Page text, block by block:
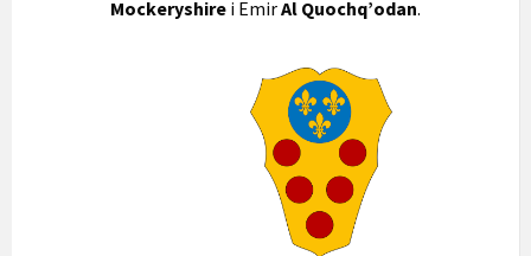
Mockeryshire i EmirAl Quochq’odan.